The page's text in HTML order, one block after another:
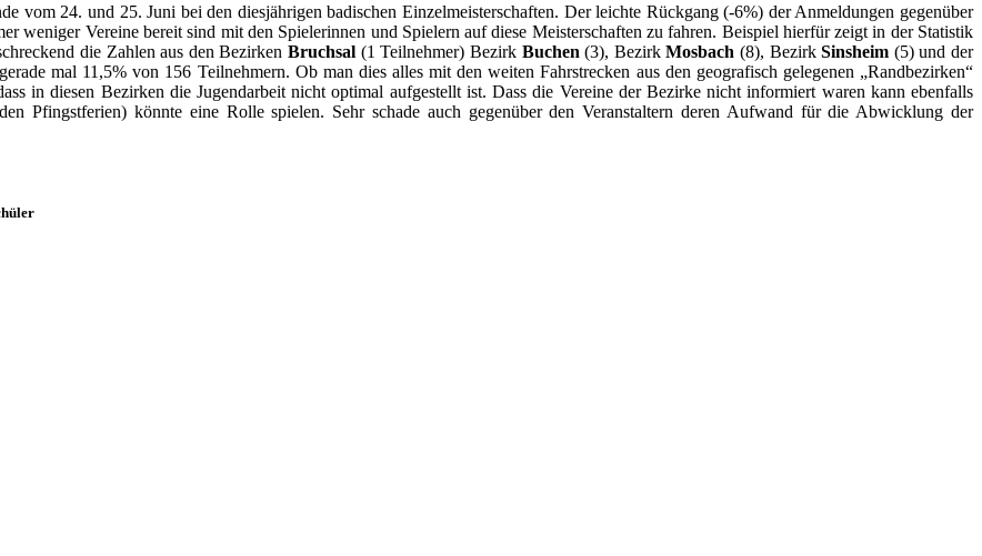
vom 24. und 25. Juni bei den diesjährigen badischen Einzelmeisterschaften. Der leichte Rückgang (-6%) der Anmeldungen gegenüber
weniger Vereine bereit sind mit den Spielerinnen und Spielern auf diese Meisterschaften zu fahren. Beispiel hierfür zeigt in der Statistik
die Zahlen aus den BezirkenBruchsal (1 Teilnehmer) Bezirk Buchen (3), BezirkMosbach (8), BezirkSinsheim (5) und der
mal 11,5% von 156 Teilnehmern. Ob man dies alles mit den weiten Fahrstrecken aus den geografisch gelegenen „Randbezirken“
in diesen Bezirken die Jugendarbeit nicht optimal aufgestellt ist. Dass die Vereine der Bezirke nicht informiert waren kann ebenfalls
Pfingstferien) könnte eine Rolle spielen. Sehr schade auch gegenüber den Veranstaltern deren Aufwand für die Abwicklung der